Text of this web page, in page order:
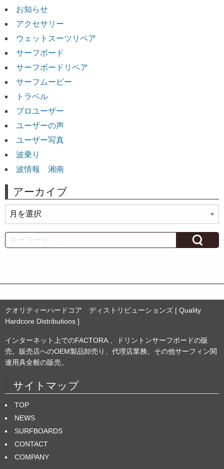
お知らせ
アクセサリー
ウェットスーツリペア
サーフボード
サーフボードリペア
サーフムービー
トラベル
プロユーザー
ユーザーの声
ユーザー写真
波乗り
波情報 湘南
アーカイブ
ー
カ
イ
Search
クオリティーハードコア ディストリビューションズ [ Quality
Hardcore Distributions ]
インターネット上でのFACTORA.、ドリントンサーフボードの販
売。販売店へのOEM製品卸売り、代理店業務。その他サーフィン関
連用具全般の販売。
サイトマップ
TOP
NEWS
SURFBOARDS
CONTACT
COMPANY